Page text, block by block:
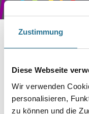
Zustimmung
Diese Webseite
Wir verwenden
personalisieren,
zu können und die
IST
Keine Sorge, wir